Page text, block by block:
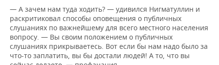
— А зачем нам туда ходить? — удивился Нигматуллин и
раскритиковал способы оповещения о публичных
слушаниях по важнейшему для всего местного населения
вопросу. — Вы своим положением о публичных
слушаниях прикрываетесь. Вот если бы нам надо было за
что-то заплатить, вы бы достали людей! А то, что вы